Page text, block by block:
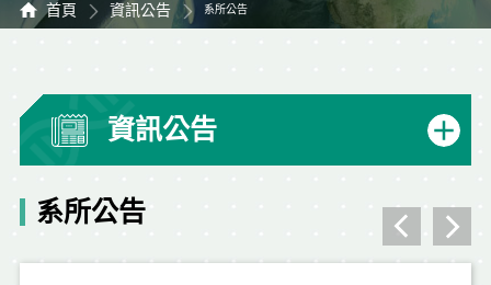
首頁 資訊公告 系所公告
資訊公告
系所公告